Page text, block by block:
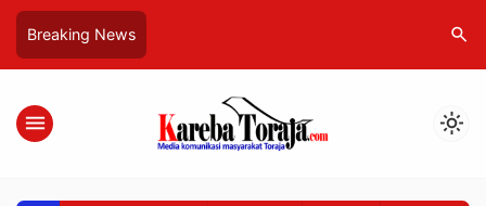
Breaking News search
menu light_mode